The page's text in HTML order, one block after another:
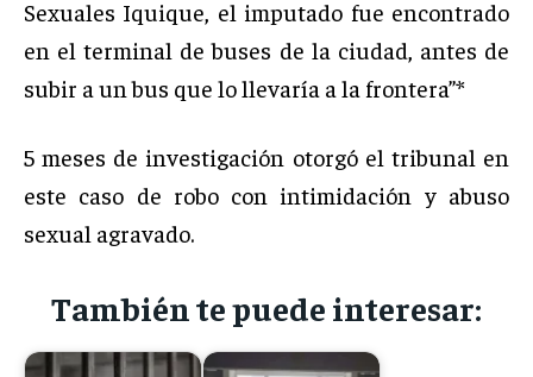
Sexuales Iquique, el imputado fue encontrado
en el terminal de buses de la ciudad, antes de
subir a un bus que lo llevaría a la frontera”*
5 meses de investigación otorgó el tribunal en
este caso de robo con intimidación y abuso
sexual agravado.
También te puede interesar: